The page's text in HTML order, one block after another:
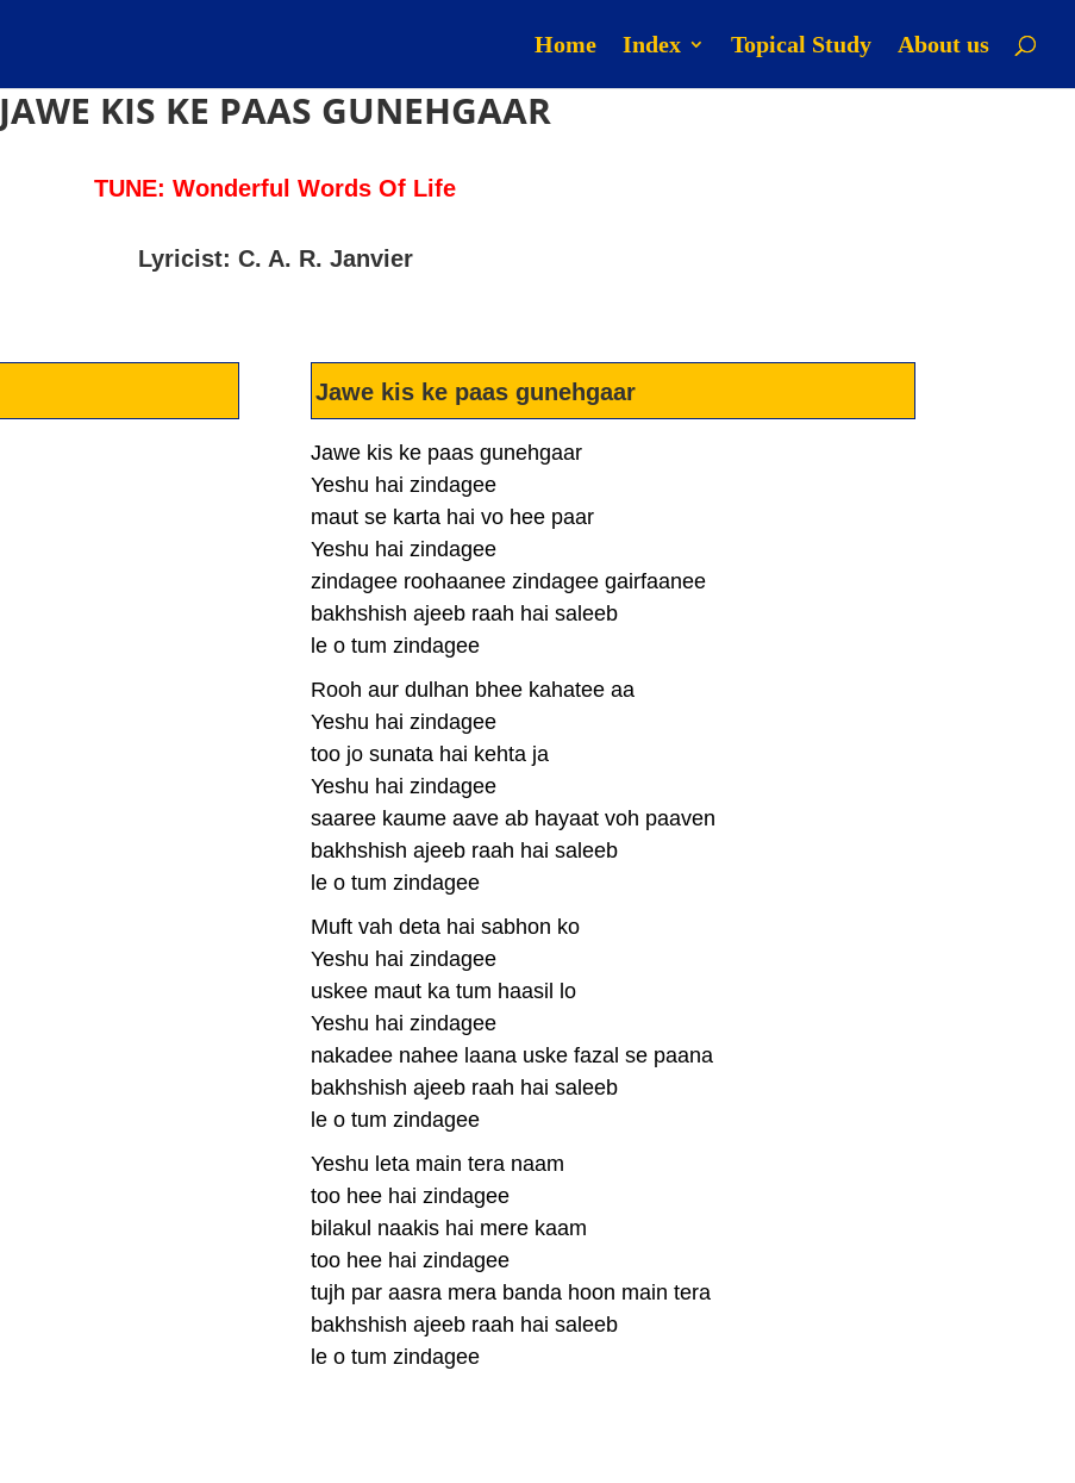
Home Index Topical Study About us
JAWE KIS KE PAAS GUNEHGAAR
TUNE: Wonderful Words Of Life
Lyricist: C. A. R. Janvier
Jawe kis ke paas gunehgaar
Jawe kis ke paas gunehgaar
Yeshu hai zindagee
maut se karta hai vo hee paar
Yeshu hai zindagee
zindagee roohaanee zindagee gairfaanee
bakhshish ajeeb raah hai saleeb
le o tum zindagee
Rooh aur dulhan bhee kahatee aa
Yeshu hai zindagee
too jo sunata hai kehta ja
Yeshu hai zindagee
saaree kaume aave ab hayaat voh paaven
bakhshish ajeeb raah hai saleeb
le o tum zindagee
Muft vah deta hai sabhon ko
Yeshu hai zindagee
uskee maut ka tum haasil lo
Yeshu hai zindagee
nakadee nahee laana uske fazal se paana
bakhshish ajeeb raah hai saleeb
le o tum zindagee
Yeshu leta main tera naam
too hee hai zindagee
bilakul naakis hai mere kaam
too hee hai zindagee
tujh par aasra mera banda hoon main tera
bakhshish ajeeb raah hai saleeb
le o tum zindagee